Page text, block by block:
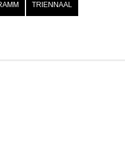
TRIENNAAL